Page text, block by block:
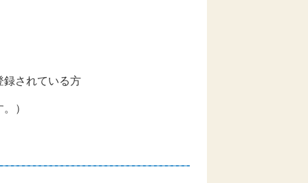
されている方
）